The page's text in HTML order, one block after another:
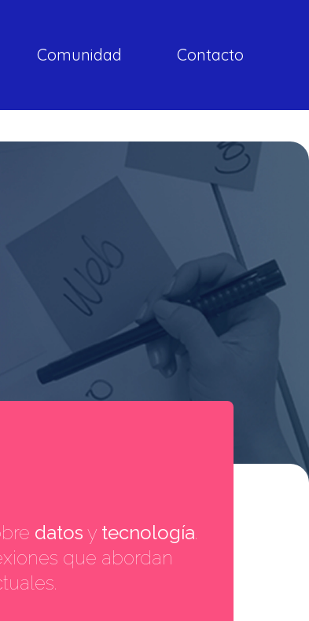
Comunidad Contacto
datos y tecnología.
que abordan